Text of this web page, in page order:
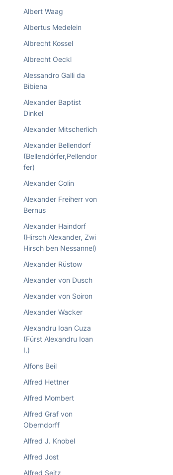
Albert Waag
Albertus Medelein
Albrecht Kossel
Albrecht Oeckl
Alessandro Galli da
Bibiena
Alexander Baptist
Dinkel
Alexander Mitscherlich
Alexander Bellendorf
(Bellendörfer,Pellendor
fer)
Alexander Colin
Alexander Freiherr von
Bernus
Alexander Haindorf
(Hirsch Alexander, Zwi
Hirsch ben Nessannel)
Alexander Rüstow
Alexander von Dusch
Alexander von Soiron
Alexander Wacker
Alexandru Ioan Cuza
(Fürst Alexandru Ioan
I.)
Alfons Beil
Alfred Hettner
Alfred Mombert
Alfred Graf von
Oberndorff
Alfred J. Knobel
Alfred Jost
Alfred Seitz